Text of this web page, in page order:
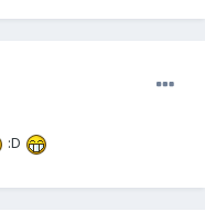
:D